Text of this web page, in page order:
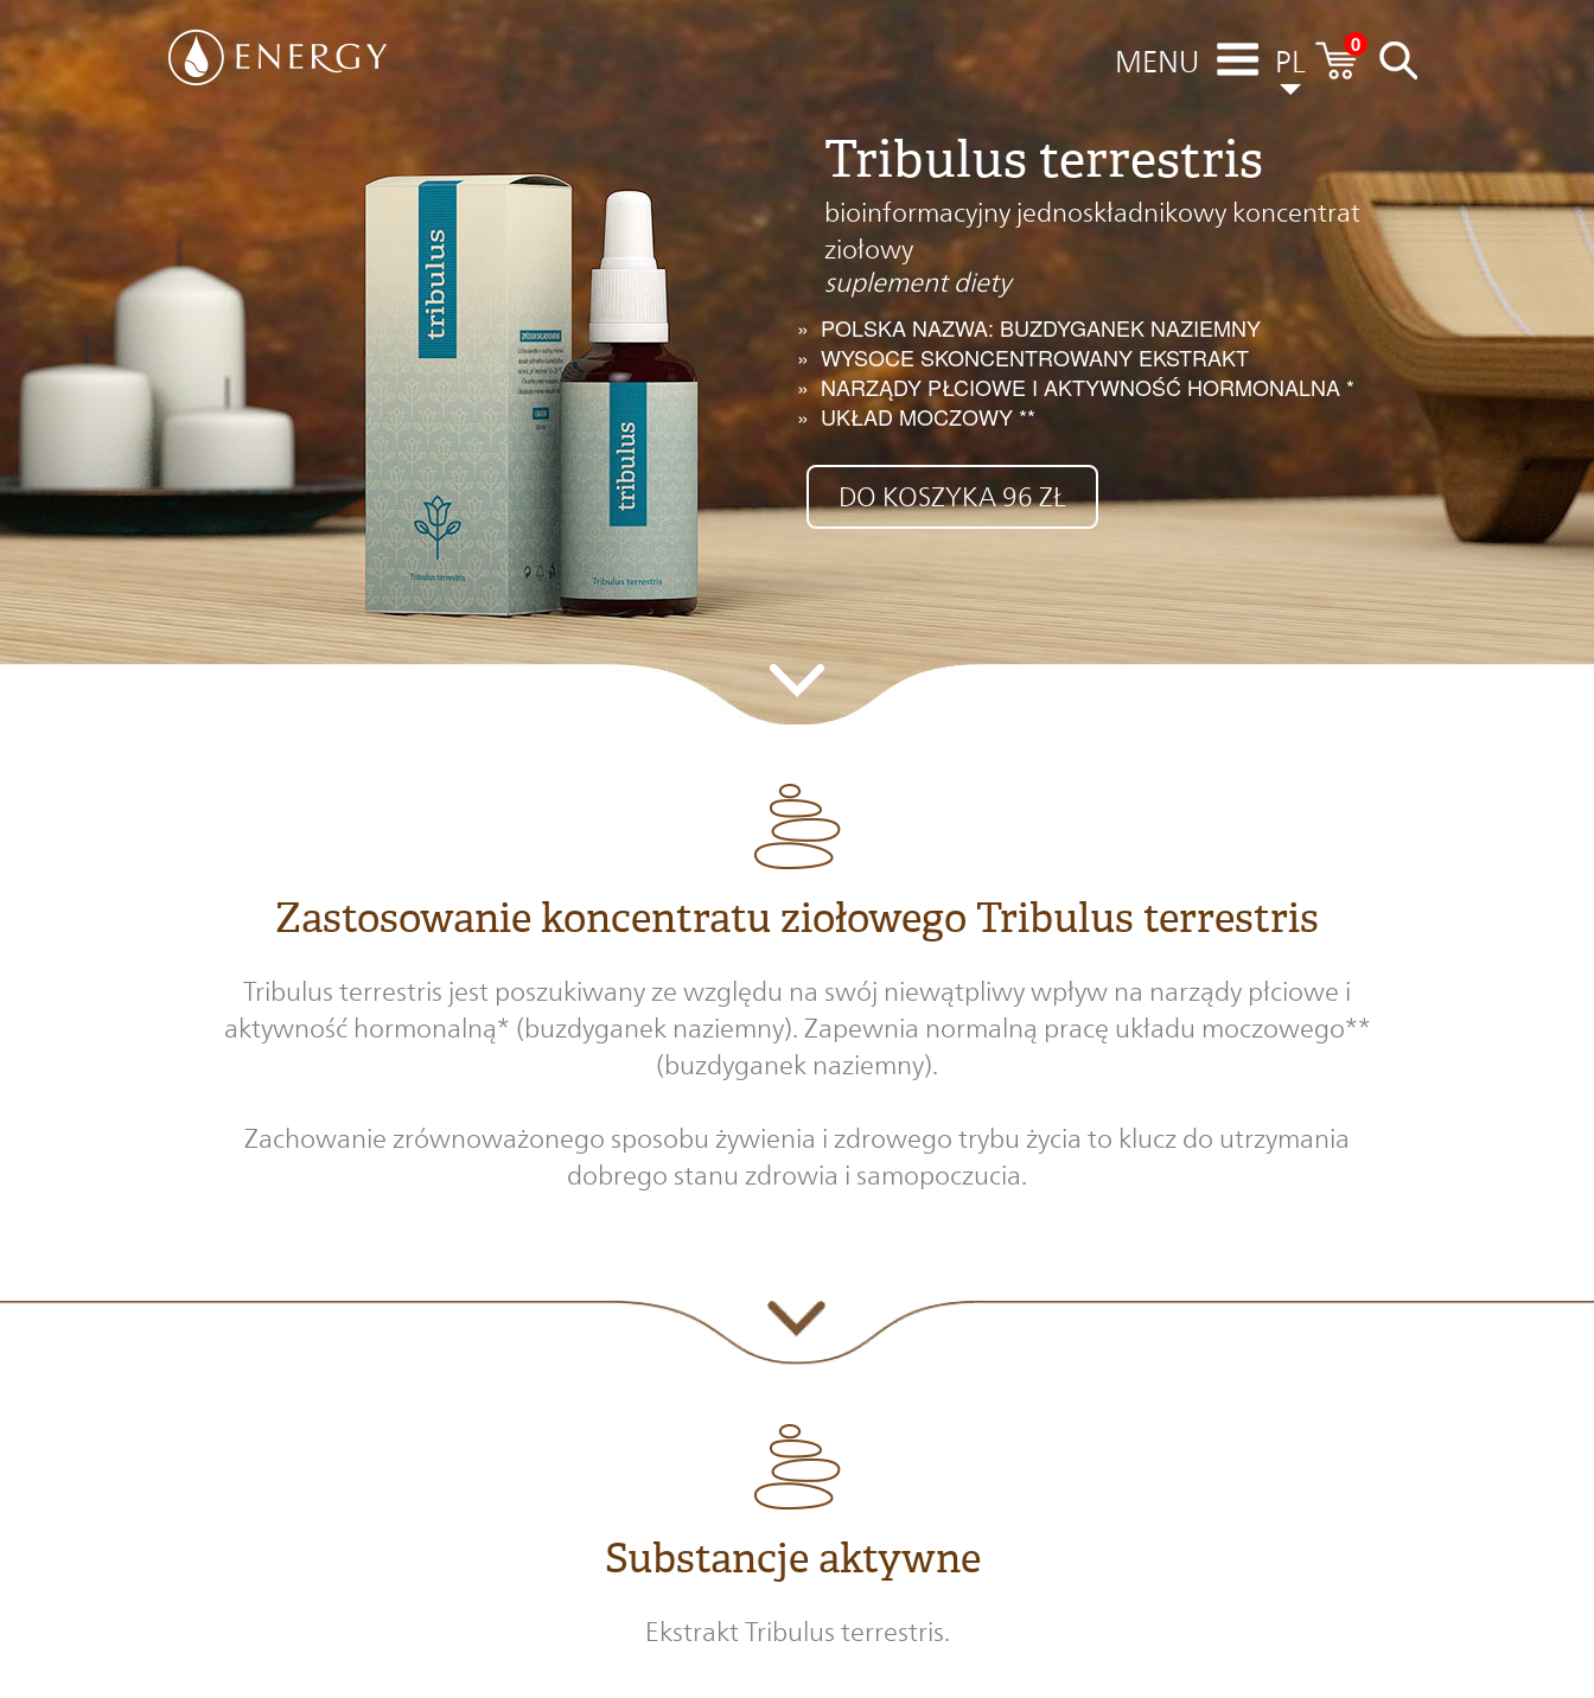
MENU PL
0
Tribulus terrestris
bioinformacyjny jednoskładnikowy koncentrat
ziołowy
suplement diety
POLSKA NAZWA: BUZDYGANEK NAZIEMNY
WYSOCE SKONCENTROWANY EKSTRAKT
NARZĄDY PŁCIOWE I AKTYWNOŚĆ HORMONALNA *
UKŁAD MOCZOWY **
DO KOSZYKA 96 ZŁ
Zastosowanie koncentratu ziołowego Tribulus terrestris
Tribulus terrestris jest poszukiwany ze względu na swój niewątpliwy wpływ na narządy płciowe i
aktywność hormonalną* (buzdyganek naziemny). Zapewnia normalną pracę układu moczowego**
(buzdyganek naziemny).
Zachowanie zrównoważonego sposobu żywienia i zdrowego trybu życia to klucz do utrzymania
dobrego stanu zdrowia i samopoczucia.
Substancje aktywne
Ekstrakt Tribulus terrestris.